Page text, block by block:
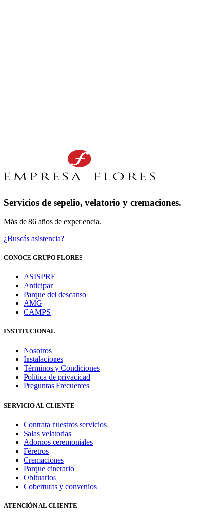
Servicios de sepelio, velatorio y cremaciones.
Más de 86 años de experiencia.
¿Buscás asistencia?
CONOCE GRUPO FLORES
ASISPRE
Anticipar
Parque del descanso
AMG
CAMPS
INSTITUCIONAL
Nosotros
Instalaciones
Términos y Condiciones
Política de privacidad
Preguntas Frecuentes
SERVICIO AL CLIENTE
Contrata nuestros servicios
Salas velatorias
Adornos ceremoniales
Féretros
Cremaciones
Parque cinerario
Obituarios
Coberturas y convenios
ATENCIÓN AL CLIENTE